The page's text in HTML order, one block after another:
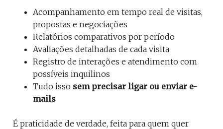
Acompanhamento em tempo real de visitas,
propostas e negociações
Relatórios comparativos por período
Avaliações detalhadas de cada visita
Registro de interações e atendimento com
possíveis inquilinos
Tudo isso sem precisar ligar ou enviar e-
mails
É praticidade de verdade, feita para quem quer